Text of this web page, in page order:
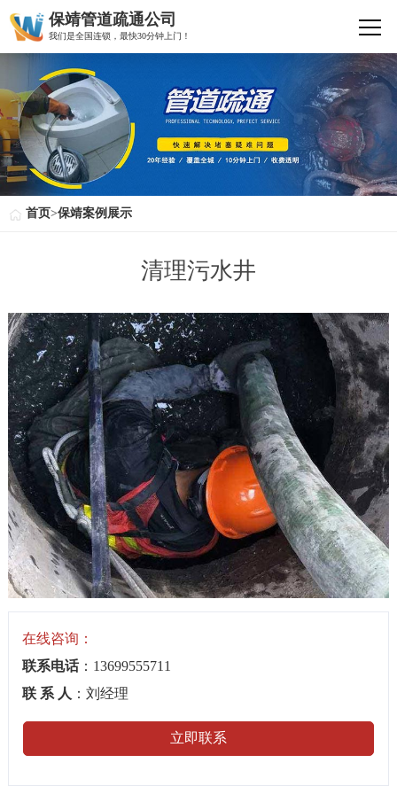
保靖管道疏通公司
我们是全国连锁，最快30分钟上门！
首页>保靖案例展示
清理污水井
在线咨询：
联系电话：13699555711
联 系 人 ：刘经理
立即联系